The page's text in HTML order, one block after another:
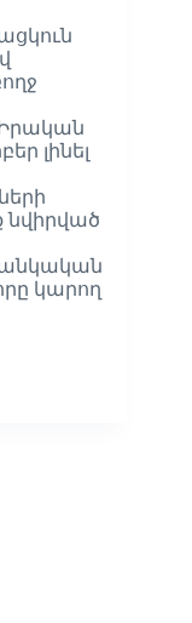
լինել
նվիրված
կարող